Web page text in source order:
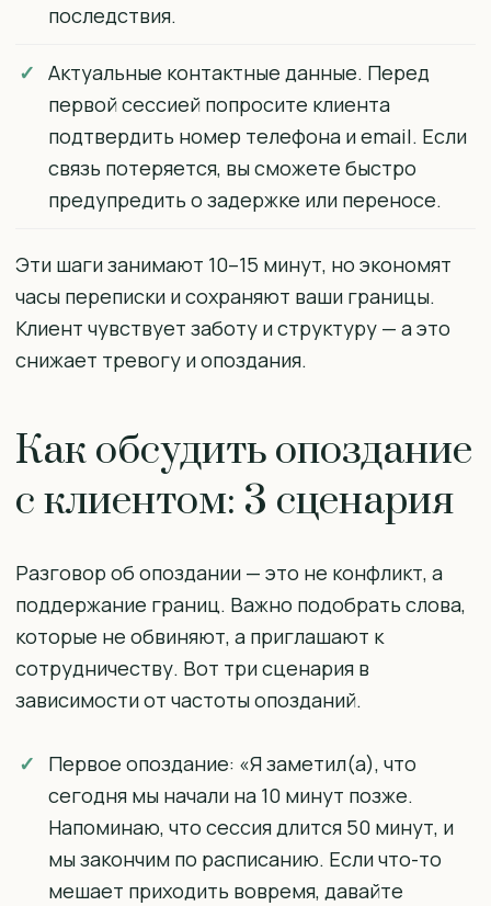
последствия.
Актуальные контактные данные. Перед
первой сессией попросите клиента
подтвердить номер телефона и email. Если
связь потеряется, вы сможете быстро
предупредить о задержке или переносе.
Эти шаги занимают 10–15 минут, но экономят
часы переписки и сохраняют ваши границы.
Клиент чувствует заботу и структуру — а это
снижает тревогу и опоздания.
Как обсудить опоздание
с клиентом: 3 сценария
Разговор об опоздании — это не конфликт, а
поддержание границ. Важно подобрать слова,
которые не обвиняют, а приглашают к
сотрудничеству. Вот три сценария в
зависимости от частоты опозданий.
Первое опоздание: «Я заметил(а), что
сегодня мы начали на 10 минут позже.
Напоминаю, что сессия длится 50 минут, и
мы закончим по расписанию. Если что-то
мешает приходить вовремя, давайте